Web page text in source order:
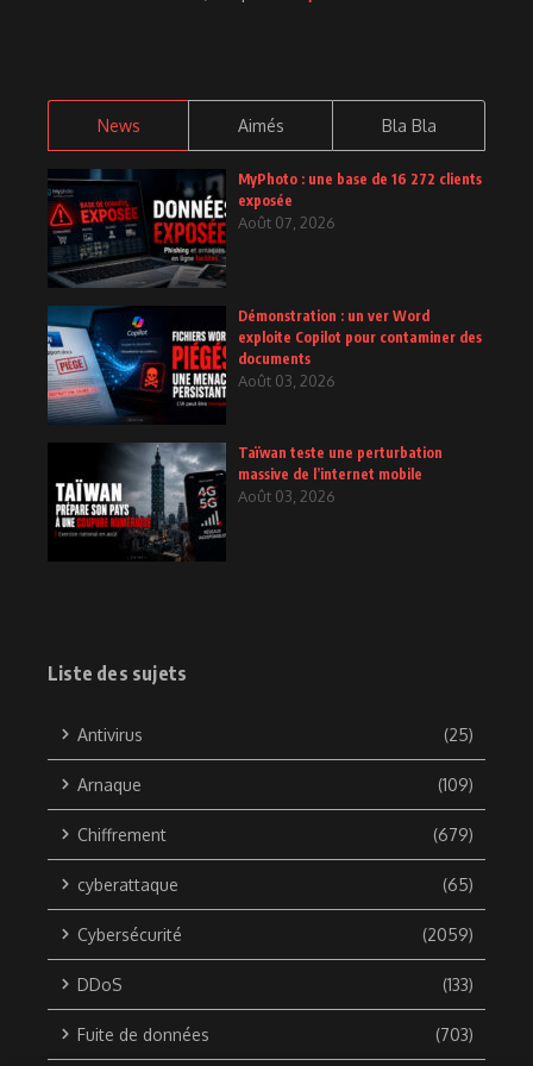
News Aimés Bla Bla
MyPhoto : une base de 16 272 clients
exposée
Août 07, 2026
Démonstration : un ver Word
exploite Copilot pour contaminer des
documents
Août 03, 2026
Taïwan teste une perturbation
massive de l’internet mobile
Août 03, 2026
Liste des sujets
Antivirus (25)
Arnaque (109)
Chiffrement (679)
cyberattaque (65)
Cybersécurité (2059)
DDoS (133)
Fuite de données (703)